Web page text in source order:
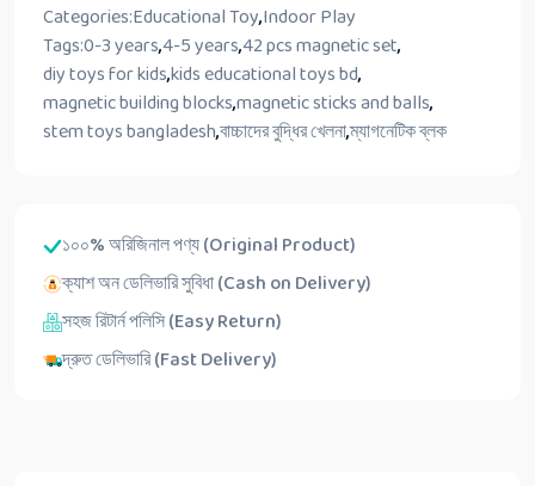
Categories:Educational Toy,Indoor Play
Tags:0-3 years,4-5 years,42 pcs magnetic set,
diy toys for kids,kids educational toys bd,
magnetic building blocks,magnetic sticks and balls,
stem toys bangladesh,বাচ্চাদের বুদ্ধির খেলনা,ম্যাগনেটিক ব্লক
১০০% অরিজিনাল পণ্য (Original Product)
ক্যাশ অন ডেলিভারি সুবিধা (Cash on Delivery)
সহজ রিটার্ন পলিসি (Easy Return)
দ্রুত ডেলিভারি (Fast Delivery)